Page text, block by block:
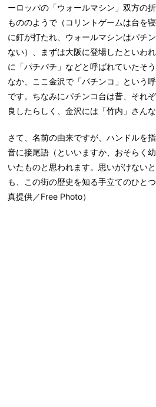
ーロッパの「ウォールマシン」双方の
もののようで（コリントゲームは台を
に釘が打たれ、ウォールマシンはパチ
ない）、まずは大阪に登場したといわ
に「パチパチ」などと呼ばれていたそ
なか、ここ金沢で「パチンコ」という
です。ちなみにパチンコ台は昔、それ
良したらしく、金沢には「竹内」さん
さて、名前の由来ですが、ハンドルを
音に接尾語（といいますか、おそらく
いたものと思われます。思いがけない
も、この街の歴史を知る手立てのひと
真提供／Free Photo）